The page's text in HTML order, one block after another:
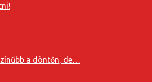
a döntőn, de…